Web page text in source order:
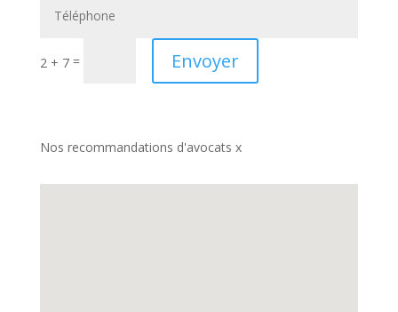
2 + 7= Envoyer
Nos recommandations d'avocats x